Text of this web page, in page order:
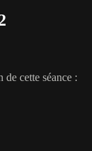
cette séance :